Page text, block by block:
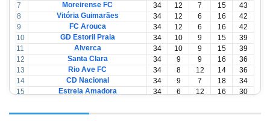
7
Moreirense FC 34 12 7 15
43
8
Vitória Guimarães 34 12 6 16
42
9
FC Arouca 34 12 6 16
42
10
GD Estoril Praia 34 10 9 15
39
11
Alverca 34 10 9 15
39
12
Santa Clara 34 9 9 16
36
13
Rio Ave FC 34 8 12 14
36
14
CD Nacional 34 9 7 18
34
15
Estrela Amadora 34 6 12 16
30
17
CD Tondela 34 6 10 18
28